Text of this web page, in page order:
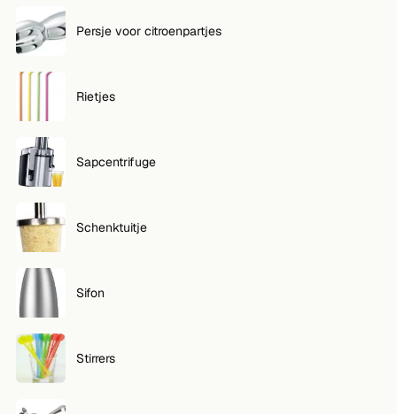
Persje voor citroenpartjes
Rietjes
Sapcentrifuge
Schenktuitje
Sifon
Stirrers